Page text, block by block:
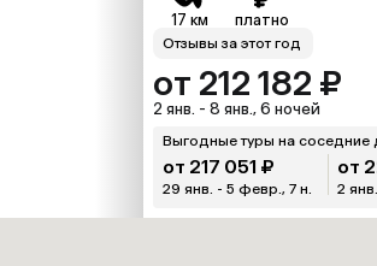
17 км платно
Отзывы за этот год
от 212 182 ₽
2 янв. - 8 янв., 6 ночей
Выгодные туры на соседние
от 217 051 ₽
29 янв. - 5 февр., 7 н.
от
2